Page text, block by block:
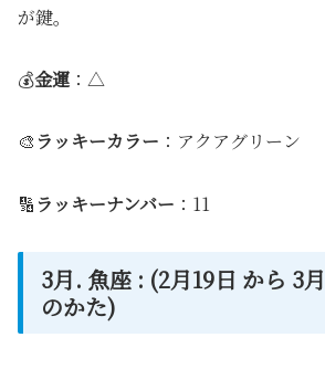
が鍵。
💰金運 ：△
🎨 ラッキーカラー ：アクアグリーン
🔢 ラッキーナンバー ：11
3月. 魚座 : (2月19日 から 3
のかた)